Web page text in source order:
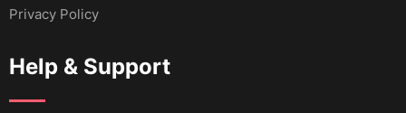
Privacy Policy
Help & Support